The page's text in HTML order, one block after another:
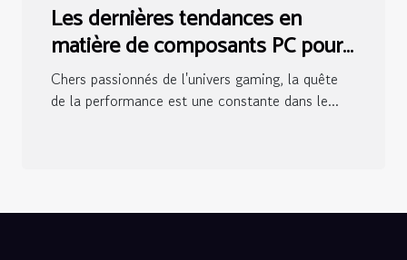
Les dernières tendances en
matière de composants PC pour
les gamers en France
Chers passionnés de l'univers gaming, la quête
de la performance est une constante dans le...